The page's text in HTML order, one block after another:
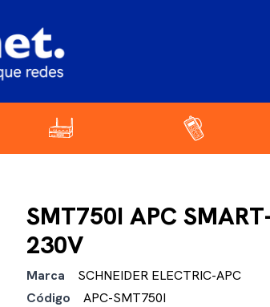
SMT750I APC
230V
Marca
SCHNEIDER ELECTRIC-APC
Código
APC-SMT750I